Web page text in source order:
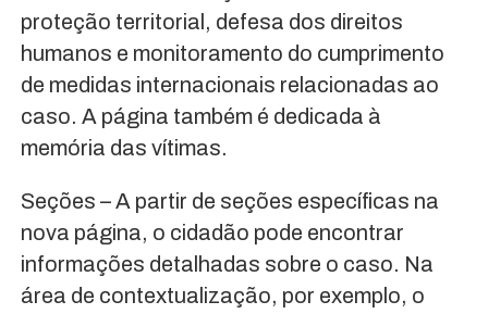
proteção territorial, defesa dos direitos
humanos e monitoramento do cumprimento
de medidas internacionais relacionadas ao
caso. A página também é dedicada à
memória das vítimas.
Seções – A partir de seções específicas na
nova página, o cidadão pode encontrar
informações detalhadas sobre o caso. Na
área de contextualização, por exemplo, o